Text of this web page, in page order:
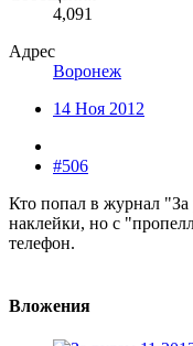
4,091
Адрес
Воронеж
14 Ноя 2012
#506
Кто попал в журнал
наклейки, но с
телефон.
Вложения